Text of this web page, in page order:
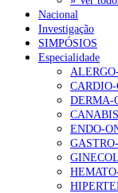
NOTÍCIAS MAIS
gesto
203
1.º
te na
169
Nacional
Investigação
SIMPÓSIOS
Especialidade
DERMA-
ENDO-